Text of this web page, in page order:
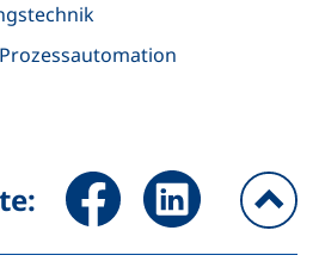
Seite über Facebook teilen
Seite über